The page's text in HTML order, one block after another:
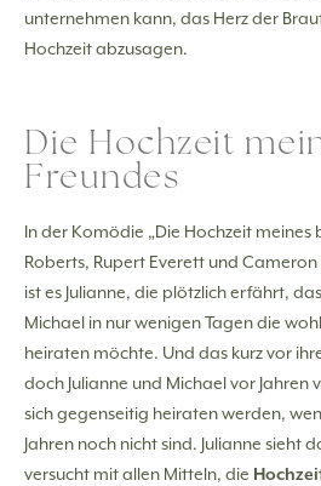
unternehmen kann, das Herz der
Hochzeit abzusagen.
Die Hochzeit
Freundes
In der Komödie „Die Hochzeit meines
Roberts, Rupert Everett und
ist es Julianne, die plötzlich erfährt,
Michael in nur wenigen Tagen die
heiraten möchte. Und das kurz vor
doch Julianne und Michael vor Jahren
sich gegenseitig heiraten werden,
Jahren noch nicht sind. Julianne sieht
versucht mit allen Mitteln, die